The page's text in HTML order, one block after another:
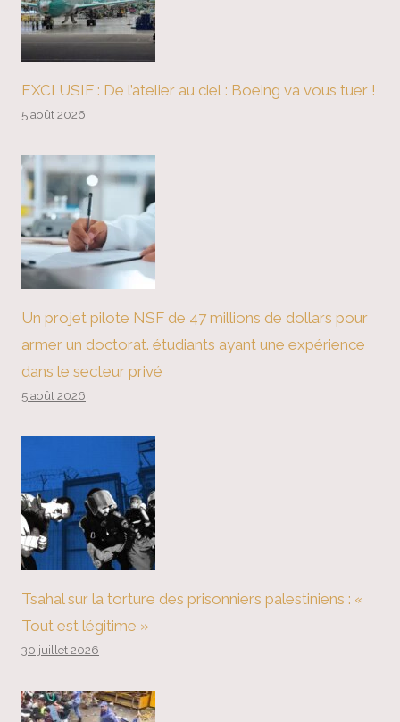
EXCLUSIF : De l’atelier au ciel : Boeing va vous tuer !
5 août 2026
Un projet pilote NSF de 47 millions de dollars pour
armer un doctorat. étudiants ayant une expérience
dans le secteur privé
5 août 2026
Tsahal sur la torture des prisonniers palestiniens : «
Tout est légitime »
30 juillet 2026